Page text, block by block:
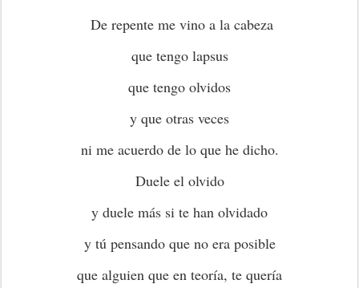
De repente me vino a la cabeza
que tengo lapsus
que tengo olvidos
y que otras veces
ni me acuerdo de lo que he dicho.
Duele el olvido
y duele más si te han olvidado
y tú pensando que no era posible
que alguien que en teoría, te quería